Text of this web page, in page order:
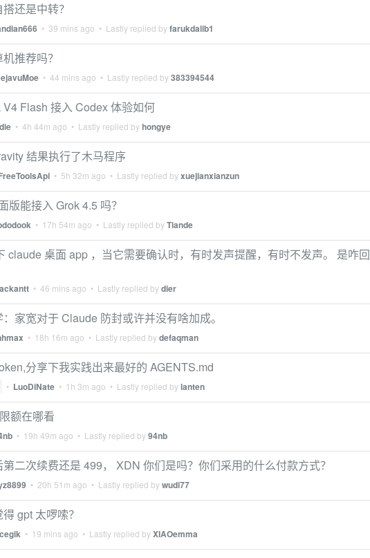
还是中转？
• 39 mins ago • Lastly replied byfarukdalib1
推荐吗？
• 44 mins ago • Lastly replied by383394544
Flash 接入 Codex 体验如何
• 4h 44m ago • Lastly replied byhongye
结果执行了木马程序
• 5h 32m ago • Lastly replied byxuejianxianzun
版能接入 Grok 4.5 吗？
• 17h 54m ago • Lastly replied byTiande
claude 桌面 app ，当它需要确认时，有时发声提醒，有时不发声。 是咋回
• 46 mins ago • Lastly replied bydier
家宽对于 Claude 防封或许并没有啥加成。
• 18h 16m ago • Lastly replied bydefaqman
分享下我实践出来最好的 AGENTS.md
• LuoDiNate • 1h 3m ago • Lastly replied bylanten
额在哪看
• 19h 49m ago • Lastly replied by94nb
第二次续费还是 499， XDN 你们是吗？你们采用的什么付款方式？
• 20h 51m ago • Lastly replied bywudi77
gpt 太啰嗦？
• 19 mins ago • Lastly replied byXIAOemma